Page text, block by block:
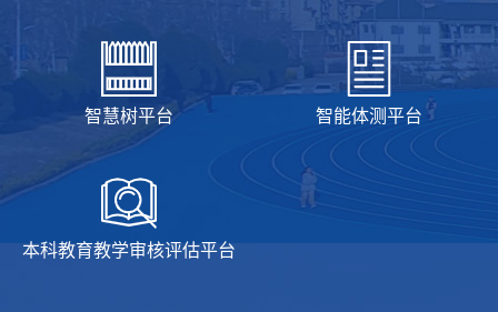
智慧树平台 智能体测平台
本科教育教学审核评估平台